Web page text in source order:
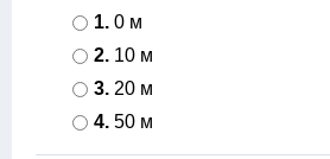
1. 0 м
2. 10 м
3. 20 м
4. 50 м